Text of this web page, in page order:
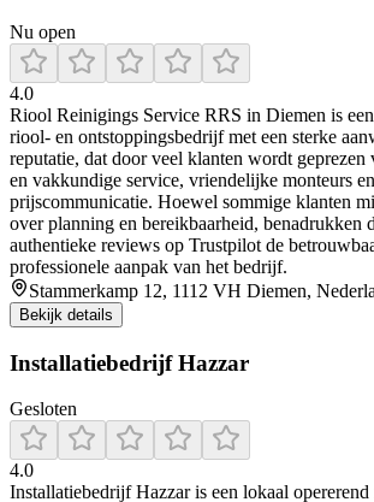
Nu open
4.0
Riool Reinigings Service RRS in Diemen is
riool- en ontstoppingsbedrijf met een sterke
reputatie, dat door veel klanten wordt geprezen
en vakkundige service, vriendelijke monteurs
prijscommunicatie. Hoewel sommige klanten
over planning en bereikbaarheid, benadrukken
authentieke reviews op Trustpilot de
professionele aanpak van het bedrijf.
Stammerkamp 12, 1112 VH Diemen,
Bekijk details
Installatiebedrijf Hazzar
Gesloten
4.0
Installatiebedrijf Hazzar is een lokaal opererend